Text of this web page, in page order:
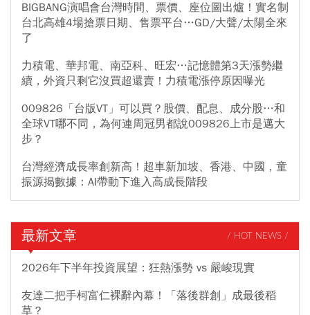
BIGBANG演唱會台灣時間、票價、座位圖出爐！實名制
台北高雄4場搶票日期、售票平台…GD/大聲/太陽全來
了
力積電、華邦電、南亞科、旺宏…記憶體第3天漲勢繼
續，外資只剩它沒買超還賣！力積電漲停原因曝光
009826「台版VT」可以買？股價、配息、成分股…和
全球VT哪不同，為何連周冠男都說009826上市是邁大
步？
台灣經濟成長率創新高！超車新加坡、香港、中國，童
振源揭數據：AI帶動下進入高成長階段
最新文章 / HOT NEWS /
2026年下半年投資展望：狂熱漲勢 vs 嚴峻現實
友達二把手柯富仁裸辭內幕！「落後群創」成最後稻
草？